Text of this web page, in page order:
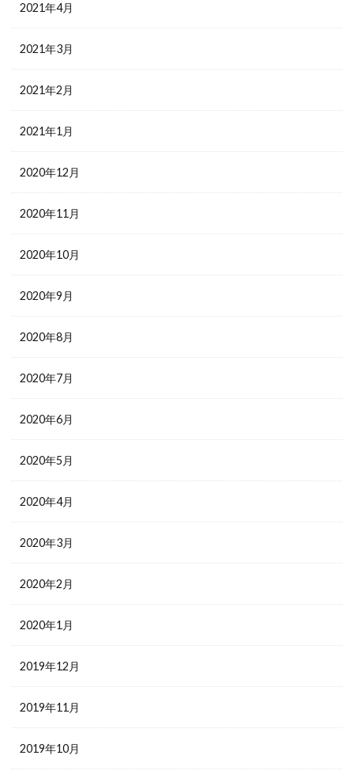
2021年4月
2021年3月
2021年2月
2021年1月
2020年12月
2020年11月
2020年10月
2020年9月
2020年8月
2020年7月
2020年6月
2020年5月
2020年4月
2020年3月
2020年2月
2020年1月
2019年12月
2019年11月
2019年10月